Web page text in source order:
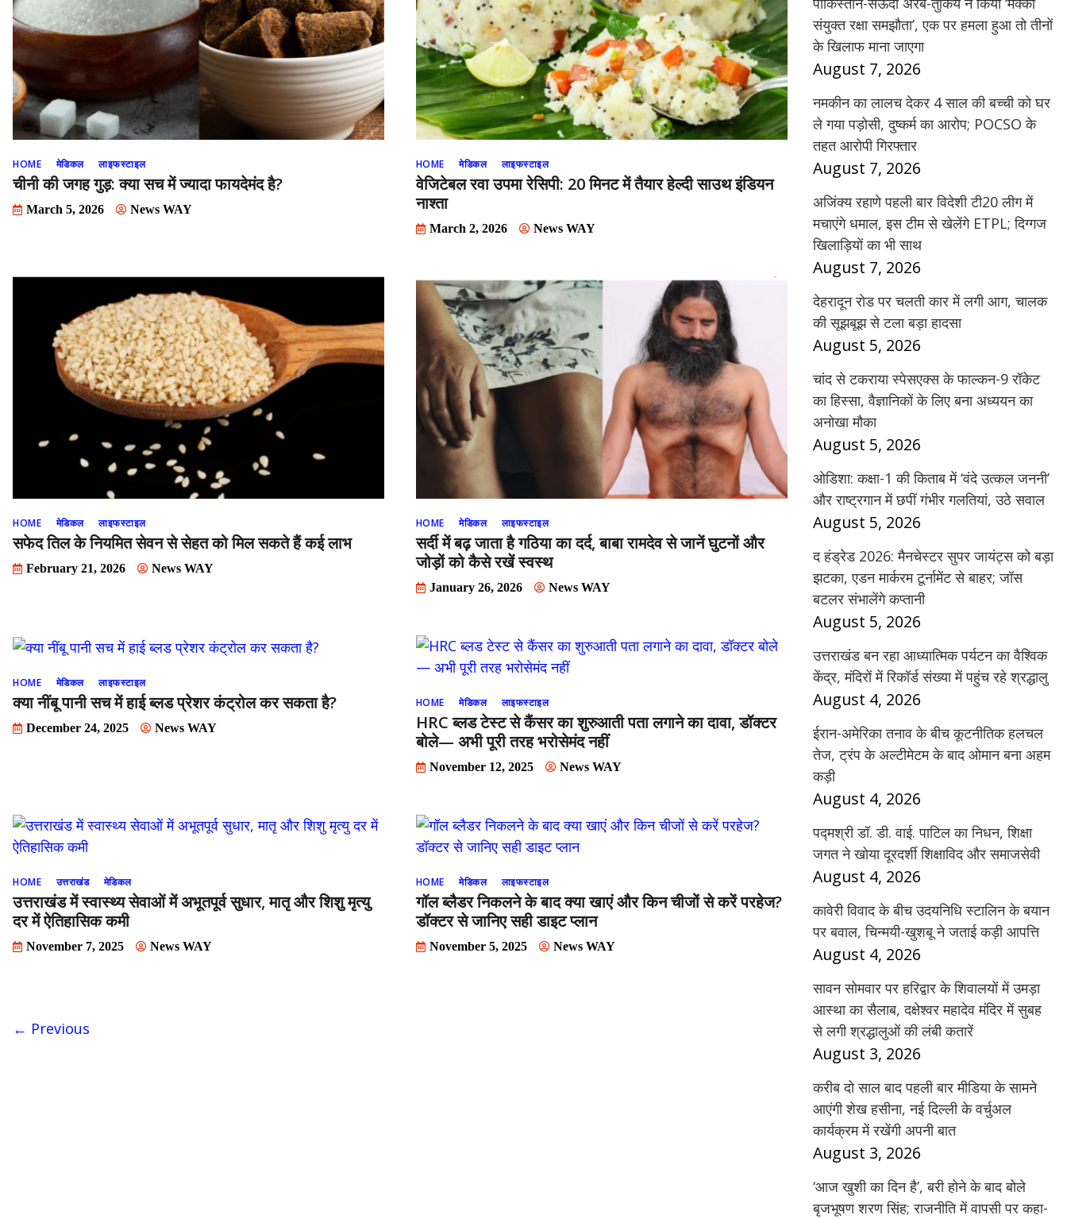
HOME मेडिकल लाइफस्टाइल
चीनी की जगह गुड़: क्या सच में ज्यादा फायदेमंद है?
March 5, 2026 News WAY
HOME मेडिकल लाइफस्टाइल
वेजिटेबल रवा उपमा रेसिपी: 20 मिनट में तैयार हेल्दी साउथ इंडियन
नाश्ता
March 2, 2026 News WAY
HOME मेडिकल लाइफस्टाइल
सफेद तिल के नियमित सेवन से सेहत को मिल सकते हैं कई लाभ
February 21, 2026 News WAY
HOME मेडिकल लाइफस्टाइल
सर्दी में बढ़ जाता है गठिया का दर्द, बाबा रामदेव से जानें घुटनों और
जोड़ों को कैसे रखें स्वस्थ
January 26, 2026 News WAY
HOME मेडिकल लाइफस्टाइल
क्या नींबू पानी सच में हाई ब्लड प्रेशर कंट्रोल कर सकता है?
December 24, 2025 News WAY
HOME मेडिकल लाइफस्टाइल
HRC ब्लड टेस्ट से कैंसर का शुरुआती पता लगाने का दावा, डॉक्टर
बोले— अभी पूरी तरह भरोसेमंद नहीं
November 12, 2025 News WAY
HOME उत्तराखंड मेडिकल
उत्तराखंड में स्वास्थ्य सेवाओं में अभूतपूर्व सुधार, मातृ और शिशु मृत्यु
दर में ऐतिहासिक कमी
November 7, 2025 News WAY
HOME मेडिकल लाइफस्टाइल
गॉल ब्लैडर निकलने के बाद क्या खाएं और किन चीजों से करें परहेज?
डॉक्टर से जानिए सही डाइट प्लान
November 5, 2025 News WAY
← Previous
संयुक्त रक्षा समझौता’, एक पर हमला हुआ तो तीनों
के खिलाफ माना जाएगा
August 7, 2026
नमकीन का लालच देकर 4 साल की बच्ची को घर
ले गया पड़ोसी, दुष्कर्म का आरोप; POCSO के
तहत आरोपी गिरफ्तार
August 7, 2026
अजिंक्य रहाणे पहली बार विदेशी टी20 लीग में
मचाएंगे धमाल, इस टीम से खेलेंगे ETPL; दिग्गज
खिलाड़ियों का भी साथ
August 7, 2026
देहरादून रोड पर चलती कार में लगी आग, चालक
की सूझबूझ से टला बड़ा हादसा
August 5, 2026
चांद से टकराया स्पेसएक्स के फाल्कन-9 रॉकेट
का हिस्सा, वैज्ञानिकों के लिए बना अध्ययन का
अनोखा मौका
August 5, 2026
ओडिशा: कक्षा-1 की किताब में ‘वंदे उत्कल जननी’
और राष्ट्रगान में छपीं गंभीर गलतियां, उठे सवाल
August 5, 2026
द हंड्रेड 2026: मैनचेस्टर सुपर जायंट्स को बड़ा
झटका, एडन मार्करम टूर्नामेंट से बाहर; जॉस
बटलर संभालेंगे कप्तानी
August 5, 2026
उत्तराखंड बन रहा आध्यात्मिक पर्यटन का वैश्विक
केंद्र, मंदिरों में रिकॉर्ड संख्या में पहुंच रहे श्रद्धालु
August 4, 2026
ईरान-अमेरिका तनाव के बीच कूटनीतिक हलचल
तेज, ट्रंप के अल्टीमेटम के बाद ओमान बना अहम
कड़ी
August 4, 2026
पद्मश्री डॉ. डी. वाई. पाटिल का निधन, शिक्षा
जगत ने खोया दूरदर्शी शिक्षाविद और समाजसेवी
August 4, 2026
कावेरी विवाद के बीच उदयनिधि स्टालिन के बयान
पर बवाल, चिन्मयी-खुशबू ने जताई कड़ी आपत्ति
August 4, 2026
सावन सोमवार पर हरिद्वार के शिवालयों में उमड़ा
आस्था का सैलाब, दक्षेश्वर महादेव मंदिर में सुबह
से लगी श्रद्धालुओं की लंबी कतारें
August 3, 2026
करीब दो साल बाद पहली बार मीडिया के सामने
आएंगी शेख हसीना, नई दिल्ली के वर्चुअल
कार्यक्रम में रखेंगी अपनी बात
August 3, 2026
‘आज खुशी का दिन है’, बरी होने के बाद बोले
बृजभूषण शरण सिंह; राजनीति में वापसी पर कहा-